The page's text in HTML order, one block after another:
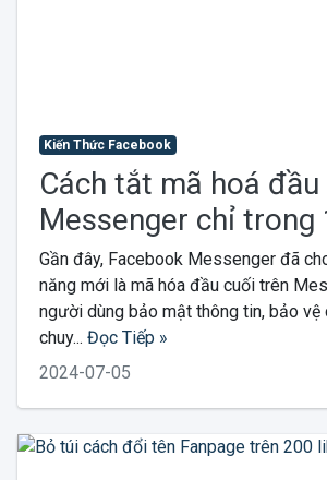
Kiến Thức Facebook
Cách tắt mã hoá
Messenger chỉ trong
Gần đây, Facebook Messenger đã
năng mới là mã hóa đầu cuối trên
người dùng bảo mật thông tin, bảo vệ
chuy... Đọc Tiếp »
2024-07-05